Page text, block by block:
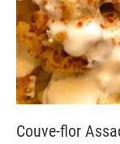
Couve-flor